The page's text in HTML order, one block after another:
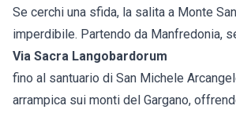
Se cerchi una sfida, la salita a Monte
imperdibile. Partendo da Manfredonia,
Via Sacra Langobardorum
fino al santuario di San Michele
arrampica sui monti del Gargano,